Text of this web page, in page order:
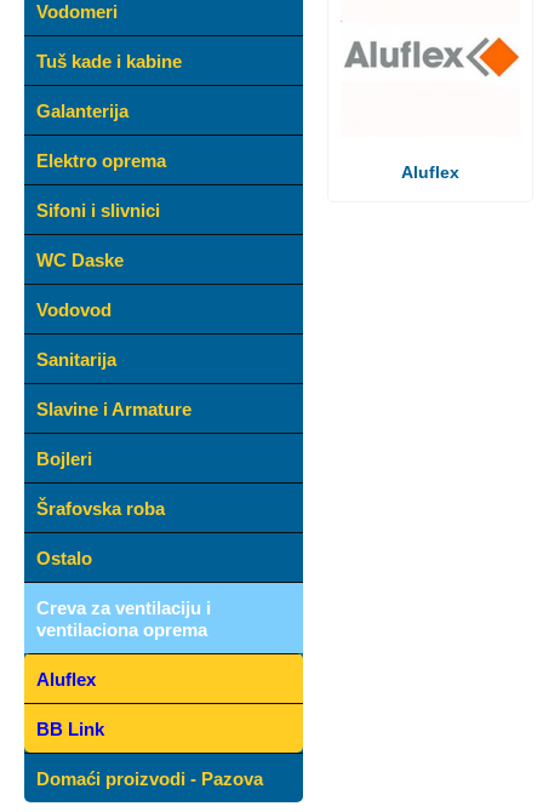
Vodomeri
Tuš kade i kabine
Galanterija
Elektro oprema
Sifoni i slivnici
WC Daske
Vodovod
Sanitarija
Slavine i Armature
Bojleri
Šrafovska roba
Ostalo
Creva za ventilaciju i
ventilaciona oprema
Aluflex
BB Link
Domaći proizvodi - Pazova
Aluflex